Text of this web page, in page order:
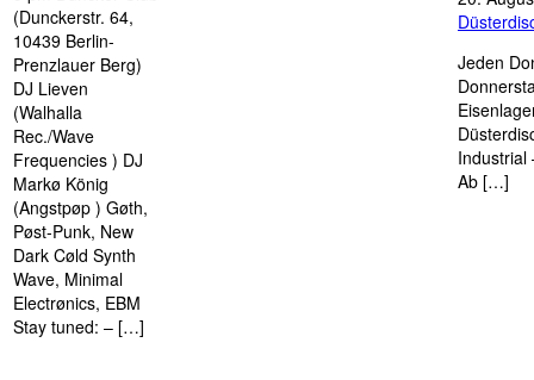
(Dunckerstr. 64,
10439 Berlin-
Prenzlauer Berg)
DJ Lieven
(Walhalla
Rec./Wave
Frequencies ) DJ
Markø König
(Angstpøp ) Gøth,
Pøst-Punk, New
Dark Cøld Synth
Wave, Minimal
Electrønics, EBM
Stay tuned: – […]
Jeden
Industrial
Ab […]